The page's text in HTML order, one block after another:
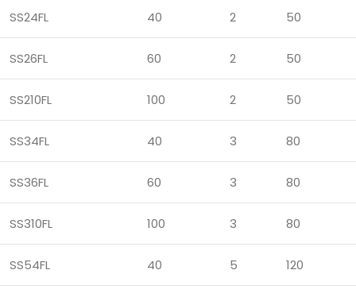
SS24FL 40 2 50
SS26FL 60 2 50
SS210FL 100 2 50
SS34FL 40 3 80
SS36FL 60 3 80
SS310FL 100 3 80
SS54FL 40 5 120